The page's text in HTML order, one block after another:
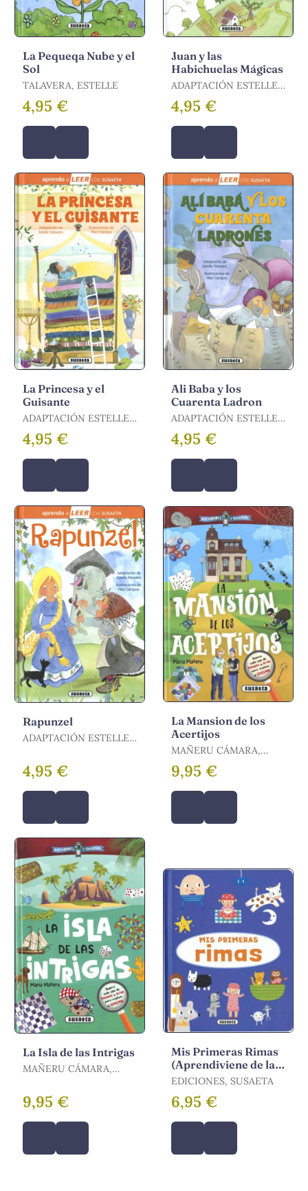
La Pequeqa Nube y el
Sol
TALAVERA, ESTELLE
4,95 €
Juan y las
Habichuelas Mágicas
ADAPTACIÓN ESTELLE
TALAVERA
4,95 €
La Princesa y el
Guisante
ADAPTACIÓN ESTELLE
TALAVERA
4,95 €
Ali Baba y los
Cuarenta Ladron
ADAPTACIÓN ESTELLE
TALAVERA
4,95 €
Rapunzel
ADAPTACIÓN ESTELLE
4,95 €
La Mansion de los
Acertijos
MAÑERU CÁMARA,
MARÍA
9,95 €
La Isla de las Intrigas
MAÑERU CÁMARA,
9,95 €
Mis Primeras Rimas
(Aprendiviene de la
Ref:s509
EDICIONES, SUSAETA
6,95 €